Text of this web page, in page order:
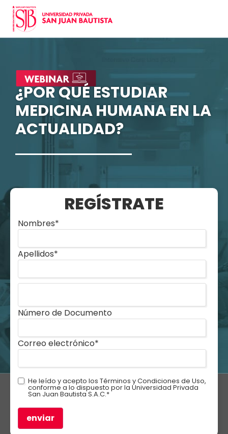
¿POR QUÉ ESTUDIAR
MEDICINA HUMANA EN LA
ACTUALIDAD?
REGÍSTRATE
Nombres*
Apellidos*
Número de Documento
Correo electrónico*
He leído y acepto los Términos y Condiciones de Uso,
conforme a lo dispuesto por la Universidad Privada
San Juan Bautista S.A.C.*